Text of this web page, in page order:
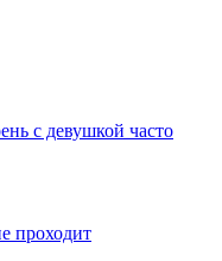
с девушкой часто
проходит